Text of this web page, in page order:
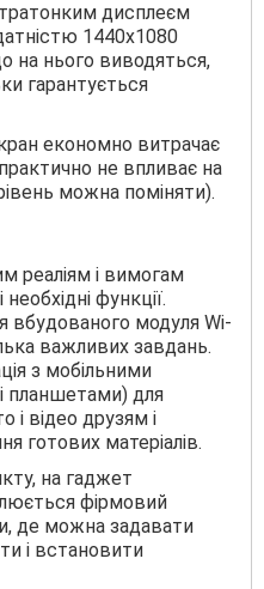
дисплеєм
1440х1080
на нього виводяться,
гарантується
економно витрачає
не впливає на
можна поміняти).
реаліям і вимогам
функції.
вбудованого модуля Wi-
важливих завдань.
з мобільними
планшетами) для
і відео друзям і
готових матеріалів.
на гаджет
фірмовий
де можна задавати
і встановити